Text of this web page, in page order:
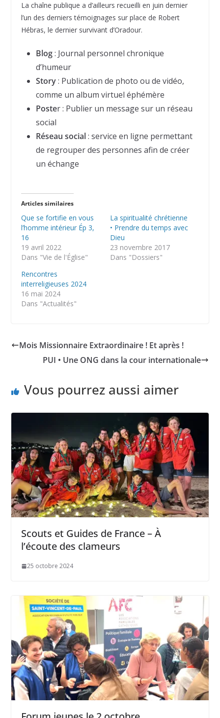
La chaîne publique a d’ailleurs recueilli en juin dernier
l’un des derniers témoignages sur place de Robert
Hébras, le dernier survivant d’Oradour.
Blog: Journal personnel chronique
d’humeur
Story: Publication de photo ou de vidéo,
comme un album virtuel éphémère
Poster : Publier un message sur un réseau
social
Réseau social: service en ligne permettant
de regrouper des personnes afin de créer
un échange
Articles similaires
Que se fortifie en vous
l’homme intérieur Ép 3,
16
19 avril 2022
Dans "Vie de l'Église"
La spiritualité chrétienne
• Prendre du temps avec
Dieu
23 novembre 2017
Dans "Dossiers"
Rencontres
interreligieuses 2024
16 mai 2024
Dans "Actualités"
Mois Missionnaire Extraordinaire ! Et après !
PUI • Une ONG dans la cour internationale
Vous pourrez aussi aimer
Scouts et Guides de France – À
l’écoute des clameurs
25 octobre 2024